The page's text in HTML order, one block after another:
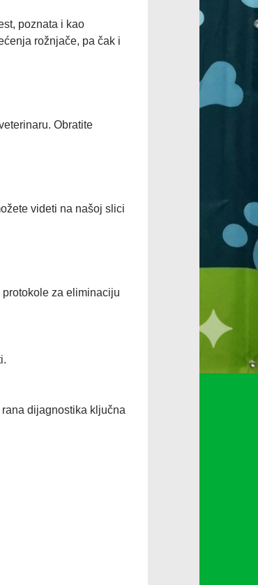
poznata i kao
rožnjače, pa čak i
Obratite
videti na našoj slici
za eliminaciju
dijagnostika ključna